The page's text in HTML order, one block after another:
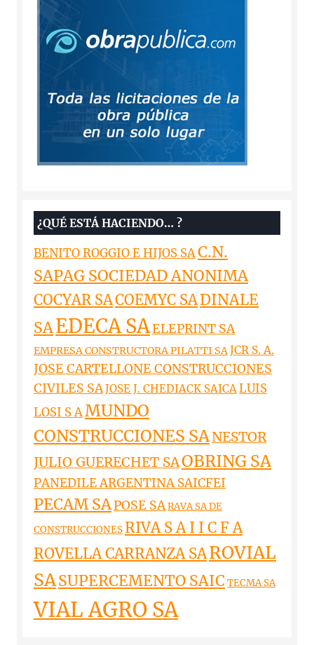
¿QUÉ ESTÁ HACIENDO… ?
BENITO ROGGIO E HIJOS SAC.N.
SAPAG SOCIEDAD ANONIMA
COCYAR SACOEMYC SADINALE
SAEDECA SAELEPRINT SA
EMPRESA CONSTRUCTORA PILATTI SAJCR S. A.
JOSE CARTELLONE CONSTRUCCIONES
CIVILES SAJOSE J. CHEDIACK SAICALUIS
LOSI S AMUNDO
CONSTRUCCIONES SANESTOR
JULIO GUERECHET SAOBRING SA
PANEDILE ARGENTINA SAICFEI
PECAM SAPOSE SARAVA SA DE
CONSTRUCCIONES RIVA S A I I C F A
ROVELLA CARRANZA SAROVIAL
SASUPERCEMENTO SAIC TECMA SA
VIAL AGRO SA